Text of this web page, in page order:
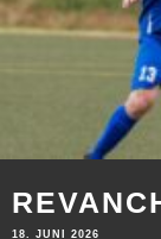
18. JUNI 2026